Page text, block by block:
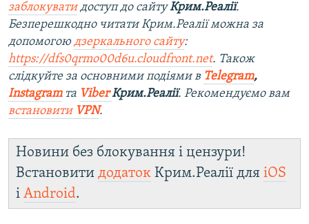
заблокуватидоступ до сайтуКрим.Реалії.
Безперешкодно читати Крим.Реалії можна за
допомогою дзеркального сайту:
https://dfs0qrmo00d6u.cloudfront.net. Також
слідкуйте за основними подіями в Telegram,
Instagramта ViberКрим.Реалії. Рекомендуємо вам
встановити VPN.
Новини без блокування і цензури!
Встановити додаток Крим.Реалії для iOS
і Android.